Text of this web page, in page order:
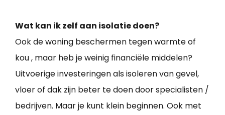
Wat kan ik zelf aan isolatie doen?
Ook de woning beschermen tegen warmte of
kou , maar heb je weinig financiële middelen?
Uitvoerige investeringen als isoleren van gevel,
vloer of dak zijn beter te doen door specialisten /
bedrijven. Maar je kunt klein beginnen. Ook met